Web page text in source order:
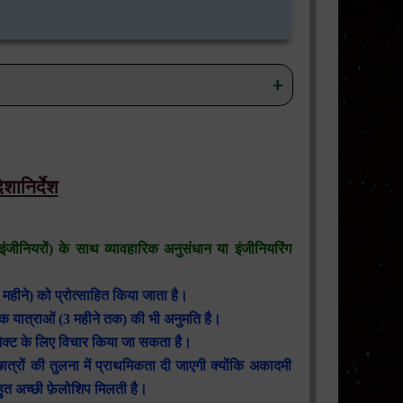
के साथ व्यावहारिक अनुसंधान या इंजीनियरिंग
को प्रोत्साहित किया जाता है।
यात्राओं (3 महीने तक) की भी अनुमति है।
के लिए विचार किया जा सकता है।
की तुलना में प्राथमिकता दी जाएगी क्योंकि अकादमी
अच्छी फ़ेलोशिप मिलती है।